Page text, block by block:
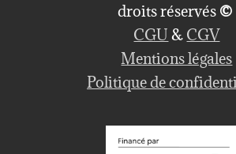
droits réservés ©
CGU & CGV
Mentions légales
Politique de